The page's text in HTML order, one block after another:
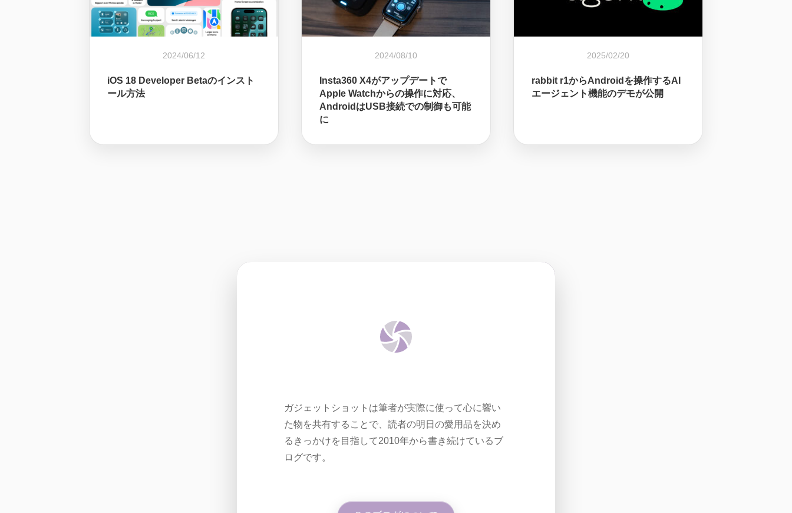
2024/06/12
iOS 18 Developer Betaのインスト
ール方法
2024/08/10
Insta360 X4がアップデートで
Apple Watchからの操作に対応、
AndroidはUSB接続での制御も可能
に
2025/02/20
rabbit r1からAndroidを操作するAI
エージェント機能のデモが公開
ガジェットショットは筆者が実際に使って心に響い
た物を共有することで、読者の明日の愛用品を決め
るきっかけを目指して2010年から書き続けているブ
ログです。